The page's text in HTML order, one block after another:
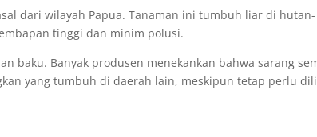
dari wilayah Papua. Tanaman ini tumbuh liar di hutan-
tinggi dan minim polusi.
baku. Banyak produsen menekankan bahwa sarang
yang tumbuh di daerah lain, meskipun tetap perlu